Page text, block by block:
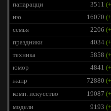
папарацци
3511
ню
16070
семья
2206
праздники
4034
техника
5858
юмор
4841
жанр
72880
комп. искусство
19087
модели
9193